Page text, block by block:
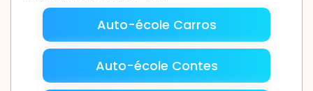
Auto-école Carros
Auto-école Contes